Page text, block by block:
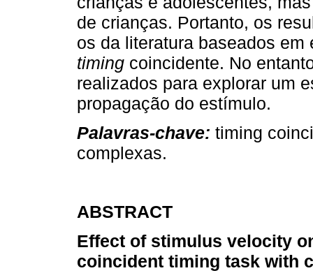
de crianças. Portanto, os
os da literatura baseados
timing coincidente. No
realizados para explorar um
propagação do estímulo.
Palavras-chave: timing
complexas.
ABSTRACT
Effect of stimulus velocity
coincident timing task with